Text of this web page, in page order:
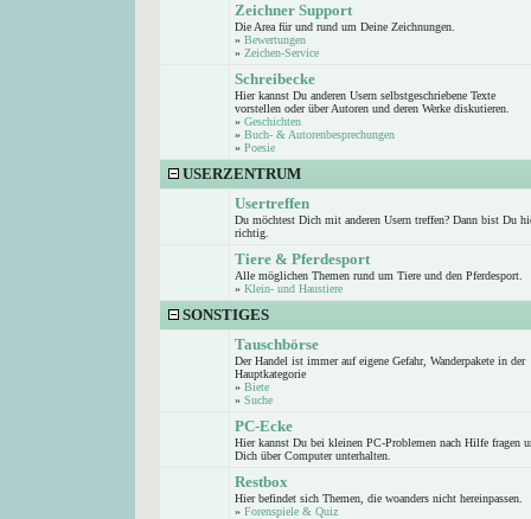
Zeichner Support
Die Area für und rund um Deine Zeichnungen.
» Bewertungen
» Zeichen-Service
Schreibecke
Hier kannst Du anderen Usern selbstgeschriebene Texte
vorstellen oder über Autoren und deren Werke diskutieren.
» Geschichten
» Buch- & Autorenbesprechungen
» Poesie
USERZENTRUM
Usertreffen
Du möchtest Dich mit anderen Usern treffen? Dann bist Du
richtig.
Tiere & Pferdesport
Alle möglichen Themen rund um Tiere und den Pferdesport.
» Klein- und Haustiere
SONSTIGES
Tauschbörse
Der Handel ist immer auf eigene Gefahr, Wanderpakete in der
Hauptkategorie
» Biete
» Suche
PC-Ecke
Hier kannst Du bei kleinen PC-Problemen nach Hilfe fragen
Dich über Computer unterhalten.
Restbox
Hier befindet sich Themen, die woanders nicht hereinpassen.
» Forenspiele & Quiz